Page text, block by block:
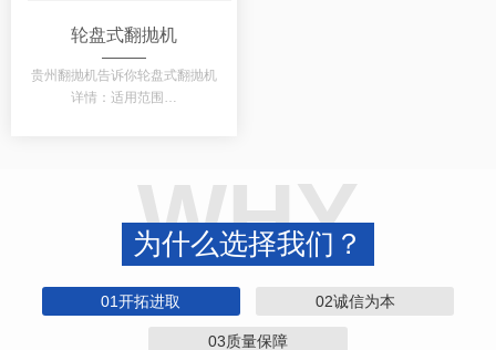
轮盘式翻抛机
贵州翻抛机告诉你轮盘式翻抛机
详情：适用范围…
WHY
为什么选择我们？
01开拓进取 02诚信为本
03质量保障